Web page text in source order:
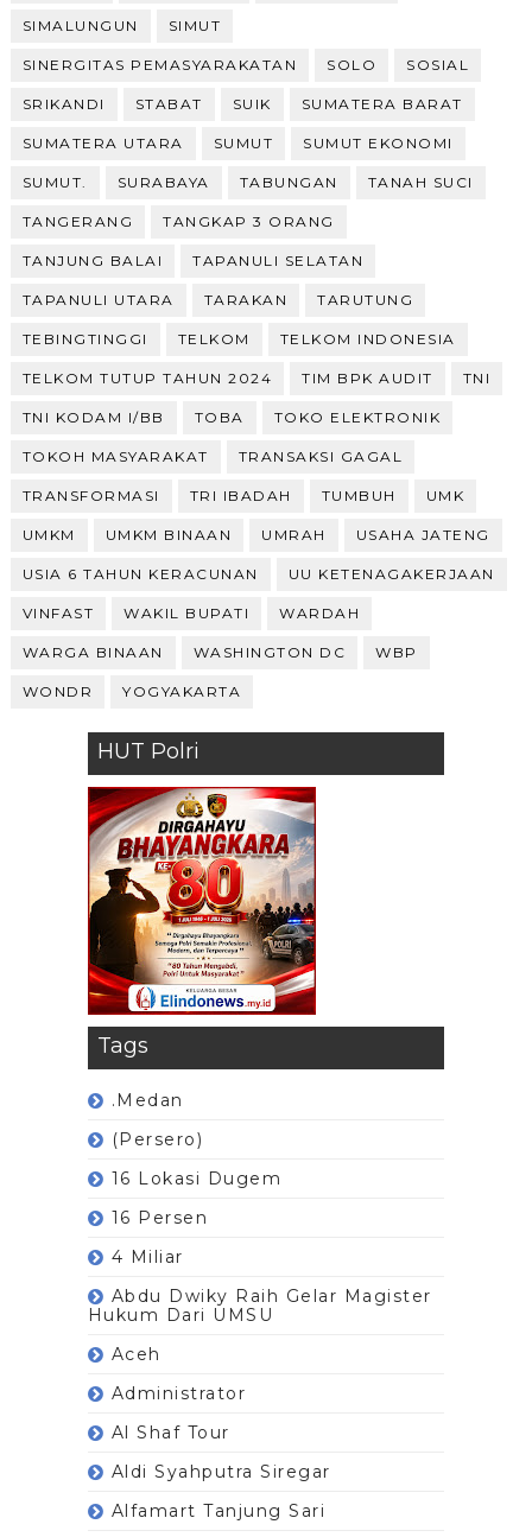
SIMALUNGUN SIMUT
SINERGITAS PEMASYARAKATAN SOLO SOSIAL
SRIKANDI STABAT SUIK SUMATERA BARAT
SUMATERA UTARA SUMUT SUMUT EKONOMI
SUMUT. SURABAYA TABUNGAN TANAH SUCI
TANGERANG TANGKAP 3 ORANG
TANJUNG BALAI TAPANULI SELATAN
TAPANULI UTARA TARAKAN TARUTUNG
TEBINGTINGGI TELKOM TELKOM INDONESIA
TELKOM TUTUP TAHUN 2024 TIM BPK AUDIT TNI
TNI KODAM I/BB TOBA TOKO ELEKTRONIK
TOKOH MASYARAKAT TRANSAKSI GAGAL
TRANSFORMASI TRI IBADAH TUMBUH UMK
UMKM UMKM BINAAN UMRAH USAHA JATENG
USIA 6 TAHUN KERACUNAN UU KETENAGAKERJAAN
VINFAST WAKIL BUPATI WARDAH
WARGA BINAAN WASHINGTON DC WBP
WONDR YOGYAKARTA
HUT Polri
Tags
.Medan
(Persero)
16 Lokasi Dugem
16 Persen
4 Miliar
Abdu Dwiky Raih Gelar Magister
Hukum Dari UMSU
Aceh
Administrator
Al Shaf Tour
Aldi Syahputra Siregar
Alfamart Tanjung Sari